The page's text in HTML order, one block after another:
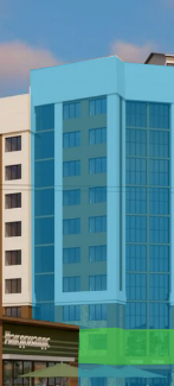
33644 ₽/мес.
с